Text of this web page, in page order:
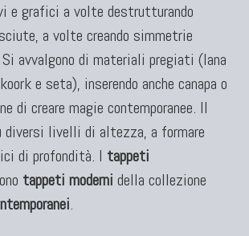
e grafici a volte destrutturando
a volte creando simmetrie
avvalgono di materiali pregiati (lana
e seta), inserendo anche canapa o
di creare magie contemporanee. Il
diversi livelli di altezza, a formare
di profondità. I tappeti
tappeti moderni della collezione
.